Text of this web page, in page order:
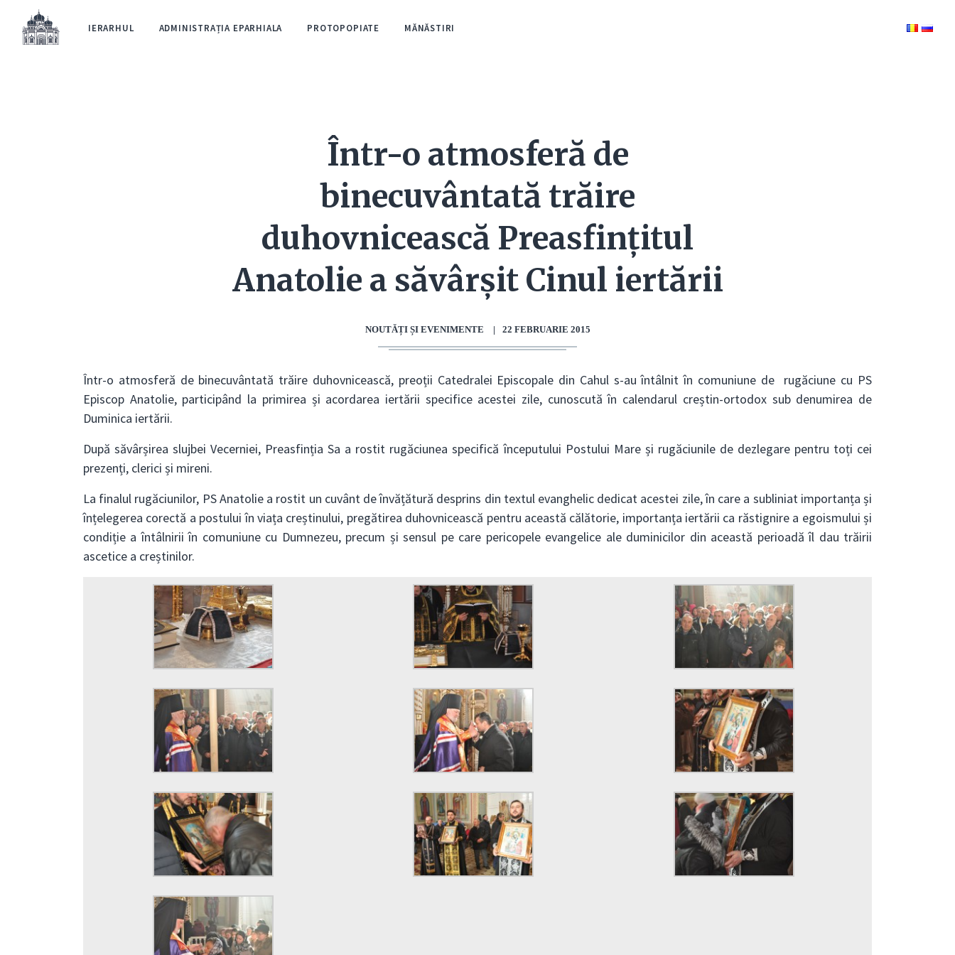
IERARHUL ADMINISTRAȚIA EPARHIALA PROTOPOPIATE MĂNĂSTIRI
Într-o atmosferă de
binecuvântată trăire
duhovnicească Preasfințitul
Anatolie a săvârșit Cinul iertării
NOUTĂȚI ȘI EVENIMENTE | 22 FEBRUARIE 2015
Într-o atmosferă de binecuvântată trăire duhovnicească, preoții Catedralei Episcopale din Cahul s-au întâlnit în comuniune de rugăciune cu PS
Episcop Anatolie, participând la primirea și acordarea iertării specifice acestei zile, cunoscută în calendarul creștin-ortodox sub denumirea de
Duminica iertării.
După săvârșirea slujbei Vecerniei, Preasfinția Sa a rostit rugăciunea specifică începutului Postului Mare și rugăciunile de dezlegare pentru toți cei
prezenți, clerici și mireni.
La finalul rugăciunilor, PS Anatolie a rostit un cuvânt de învățătură desprins din textul evanghelic dedicat acestei zile, în care a subliniat importanța și
înțelegerea corectă a postului în viața creștinului, pregătirea duhovnicească pentru această călătorie, importanța iertării ca răstignire a egoismului și
condiție a întâlnirii în comuniune cu Dumnezeu, precum și sensul pe care pericopele evangelice ale duminicilor din această perioadă îl dau trăirii
ascetice a creștinilor.